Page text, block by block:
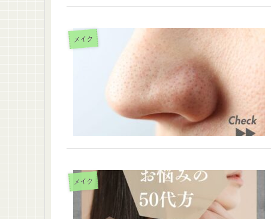
メイク
メイク